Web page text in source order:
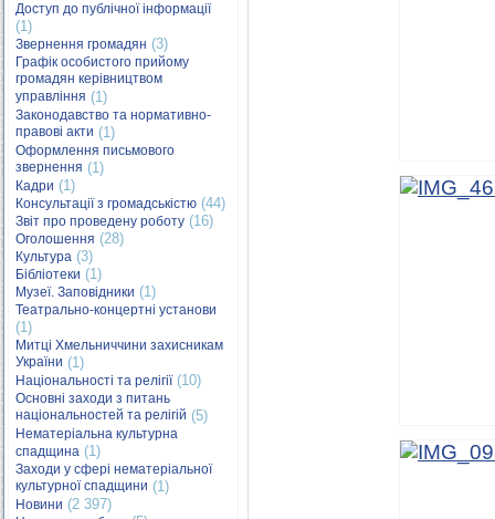
Доступ до публічної інформації
(1)
Звернення громадян (3)
Графік особистого прийому
громадян керівництвом
управління (1)
Законодавство та нормативно-
правові акти (1)
Оформлення письмового
звернення (1)
Кадри (1)
Консультації з громадськістю (44)
Звіт про проведену роботу (16)
Оголошення (28)
Культура (3)
Бібліотеки (1)
Музеї. Заповідники (1)
Театрально-концертні установи
(1)
Митці Хмельниччини захисникам
України (1)
Національності та релігії(10)
Основні заходи з питань
національностей та релігій (5)
Нематеріальна культурна
спадщина (1)
Заходи у сфері нематеріальної
культурної спадщини (1)
Новини (2 397)